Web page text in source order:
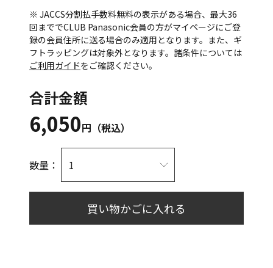
※ JACCS分割払手数料無料の表示がある場合、最大36
回まででCLUB Panasonic会員の方がマイページにご登
録の会員住所に送る場合のみ適用となります。また、ギ
フトラッピングは対象外となります。諸条件については
ご利用ガイドをご確認ください。
合計金額
6,050円（税込）
数量：
買い物かごに入れる